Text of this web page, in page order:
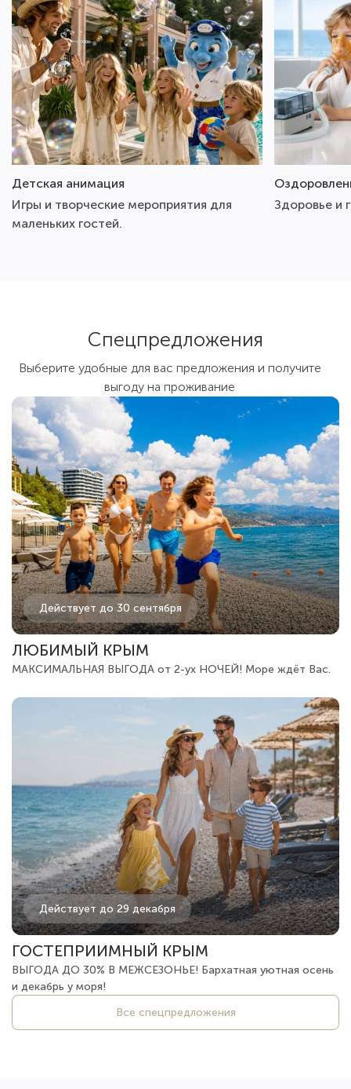
Спасибо!
Детская анимация
Игры и творческие мероприятия для
маленьких гостей.
Здоровье и
Спецпредложения
Выберите удобные для вас предложения и получите
выгоду на проживание
Действует до 30 сентября
ЛЮБИМЫЙ КРЫМ
МАКСИМАЛЬНАЯ ВЫГОДА от 2-ух НОЧЕЙ! Море ждёт Вас.
Действует до 29 декабря
ГОСТЕПРИИМНЫЙ КРЫМ
ВЫГОДА ДО 30% В МЕЖСЕЗОНЬЕ! Бархатная уютная осень
и декабрь у моря!
Все спецпредложения